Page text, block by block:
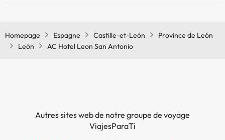
Homepage Espagne Castille-et-León
Province de León
León
AC Hotel Leon San Antonio
Autres sites web de notre groupe de voyage
ViajesParaTi